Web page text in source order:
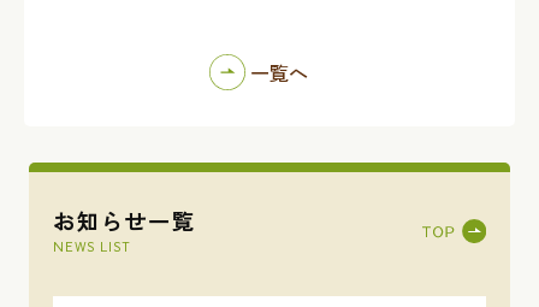
お知らせ一覧
NEWS LIST
一覧へ